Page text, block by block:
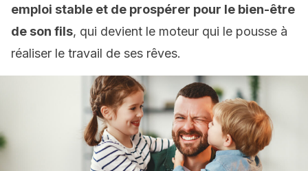
emploi stable et de prospérer pour le bien-être
de son fils, qui devient le moteur qui le pousse à
réaliser le travail de ses rêves.